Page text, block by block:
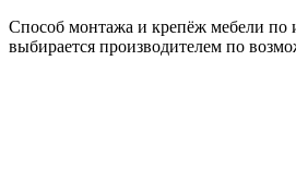
Способ монтажа и крепёж мебели по
выбирается производителем по